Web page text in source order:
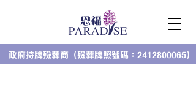
政府持牌殮葬商（殮葬牌照號碼：2412800065）